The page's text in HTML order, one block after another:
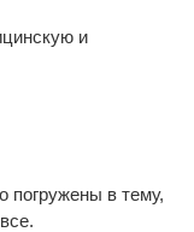
и
погружены в тему,